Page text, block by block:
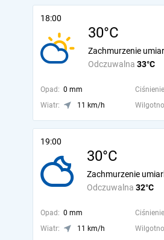
18:00
30°C
Odczuwalna 33°C
Zachmurzenie
Opad: 0 mm
Wiatr:
11 km/h
19:00
30°C
Odczuwalna 32°C
Zachmurzenie
Opad: 0 mm
Wiatr:
11 km/h